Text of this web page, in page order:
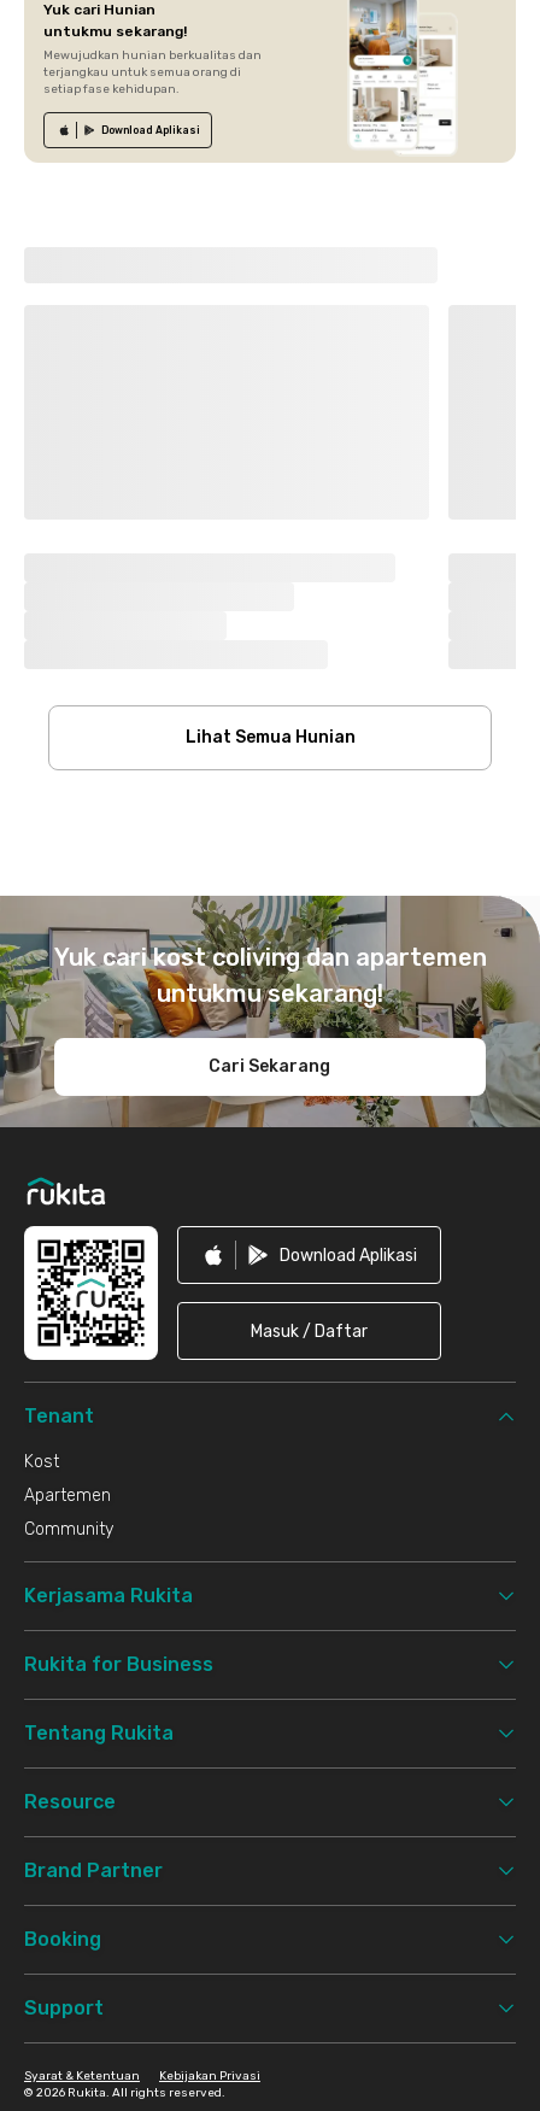
Yuk cari Hunian
untukmu sekarang!
Mewujudkan hunian berkualitas dan
terjangkau untuk semua orang di
setiap fase kehidupan.
Download Aplikasi
Lihat Semua Hunian
Yuk cari kost coliving dan apartemen
untukmu sekarang!
Cari Sekarang
Download Aplikasi
Masuk / Daftar
Tenant
Kost
Apartemen
Community
Kerjasama Rukita
Rukita for Business
Tentang Rukita
Resource
Brand Partner
Booking
Support
© 2026 Rukita. All rights reserved.
Syarat & Ketentuan Kebijakan Privasi